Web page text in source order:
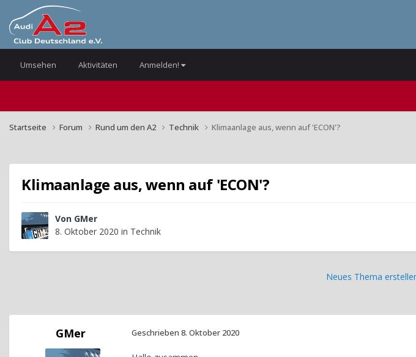
Umsehen Aktivitäten Anmelden!
Startseite Forum Rund um den A2 Technik Klimaanlage aus, wenn auf 'ECON'?
Klimaanlage aus, wenn auf 'ECON'?
Von GMer
8. Oktober 2020 in Technik
Neues Thema
GMer Geschrieben 8. Oktober 2020